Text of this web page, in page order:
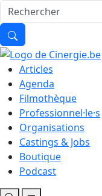
Articles
Agenda
Filmothèque
Professionnel·le·s
Organisations
Castings & Jobs
Boutique
Podcast